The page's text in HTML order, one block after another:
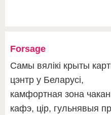
Forsage
Самы вялікі крыты
цэнтр у Беларусі,
камфортная зона
кафэ, цір, гульнявыя